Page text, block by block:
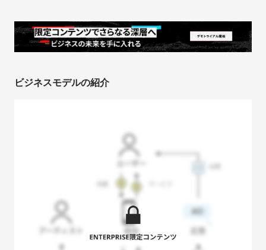
ビジネスモデルの紹介